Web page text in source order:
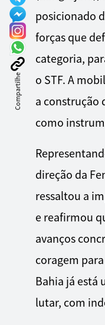
Compartilhe
posicionado
forças que
categoria,
o STF. A
a construção
como
direção da
ressaltou a
e reafirmou
avanços
coragem
Bahia já está
lutar, com